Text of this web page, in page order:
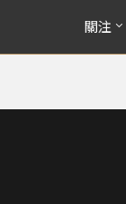
關注